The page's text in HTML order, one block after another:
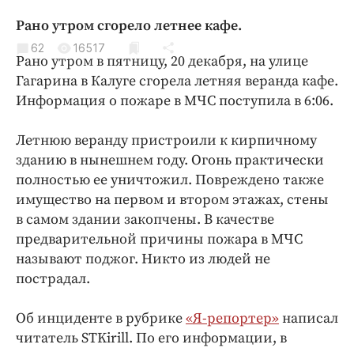
Благоустройство
Криминал
Культура
Недвижимость и ЖКХ
Образование
Общество
Погода
Праздники
Происшествия
Спорт
Экономика и бизнес
Блоги
Рано утром сгорело летнее кафе.
62 16517
Рано утром в пятницу, 20 декабря, на улице
Гагарина в Калуге сгорела летняя веранда кафе.
Информация о пожаре в МЧС поступила в 6:06.
Летнюю веранду пристроили к кирпичному
зданию в нынешнем году. Огонь практически
полностью ее уничтожил. Повреждено также
имущество на первом и втором этажах, стены
в самом здании закопчены. В качестве
предварительной причины пожара в МЧС
называют поджог. Никто из людей не
пострадал.
Об инциденте в рубрике«Я-репортер»написал
читатель STKirill. По его информации, в